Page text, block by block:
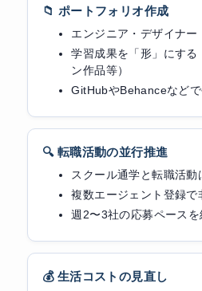
📁 ポートフォリオ作成
エンジニア・デザイナ
学習成果を「形」にする
ン作品等）
GitHubやBehanceなど
🔍 転職活動の並行推進
スクール通学と転職活動
複数エージェント登録で
週2〜3社の応募ペースを
💰 生活コストの見直し